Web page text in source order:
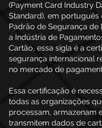
(Payment Card Industry
Standard), em português
Padrão de Segurança de
a Indústria de
Cartão, essa sigla é a
segurança internacional
no mercado de
Essa certificação é
todas as organizações
processam, armazenam
transmitem dados de